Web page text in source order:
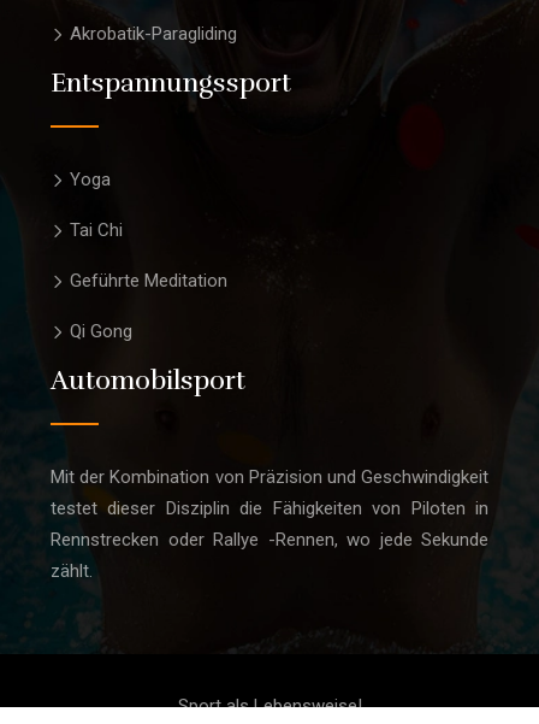
Akrobatik-Paragliding
Entspannungssport
Yoga
Tai Chi
Geführte Meditation
Qi Gong
Automobilsport
Mit der Kombination von Präzision und Geschwindigkeit
testet dieser Disziplin die Fähigkeiten von Piloten in
Rennstrecken oder Rallye -Rennen, wo jede Sekunde
zählt.
Sport als Lebensweise!